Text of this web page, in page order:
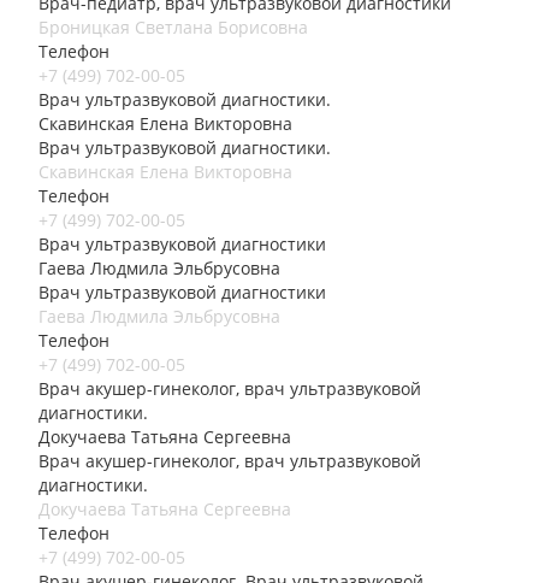
Броницкая Светлана Борисовна
Телефон
+7 (499) 702-00-05
Врач ультразвуковой диагностики.
Скавинская Елена Викторовна
Врач ультразвуковой диагностики.
Скавинская Елена Викторовна
Телефон
+7 (499) 702-00-05
Врач ультразвуковой диагностики
Гаева Людмила Эльбрусовна
Врач ультразвуковой диагностики
Гаева Людмила Эльбрусовна
Телефон
+7 (499) 702-00-05
Врач акушер-гинеколог, врач ультразвуковой
диагностики.
Докучаева Татьяна Сергеевна
Врач акушер-гинеколог, врач ультразвуковой
диагностики.
Докучаева Татьяна Сергеевна
Телефон
+7 (499) 702-00-05